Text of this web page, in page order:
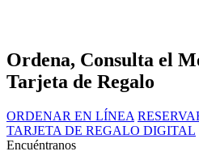
Ordena, Consulta el
Tarjeta de Regalo
ORDENAR EN LÍNEA
TARJETA DE REGALO DIGITAL
Encuéntranos